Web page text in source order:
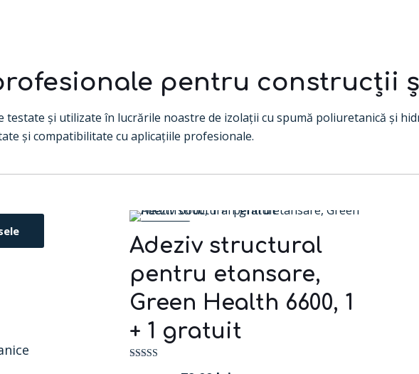
pentru construcții
testate și utilizate în lucrările noastre de izolații cu spumă poliuretanică și
și compatibilitate cu aplicațiile profesionale.
Adeziv structural
pentru etansare,
Green Health 6600, 1
+ 1 gratuit